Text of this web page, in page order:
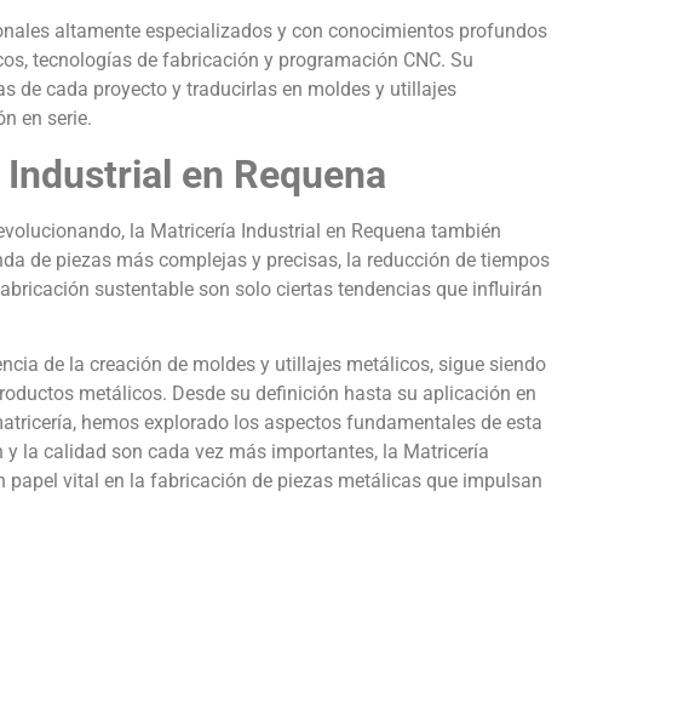
altamente especializados y con conocimientos profundos
tecnologías de fabricación y programación CNC. Su
de cada proyecto y traducirlas en moldes y utillajes
en serie.
en Requena
la Matricería Industrial en Requena también
de piezas más complejas y precisas, la reducción de tiempos
sustentable son solo ciertas tendencias que influirán
de la creación de moldes y utillajes metálicos, sigue siendo
metálicos. Desde su definición hasta su aplicación en
hemos explorado los aspectos fundamentales de esta
la calidad son cada vez más importantes, la Matricería
papel vital en la fabricación de piezas metálicas que impulsan